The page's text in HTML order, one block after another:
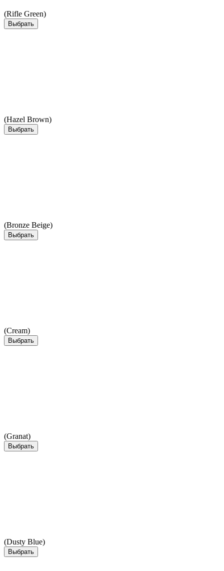
(Rifle Green)
Выбрать
(Hazel Brown)
Выбрать
(Bronze Beige)
Выбрать
(Cream)
Выбрать
(Granat)
Выбрать
(Dusty Blue)
Выбрать